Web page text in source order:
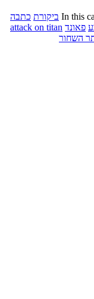
In this ביקורת כתבה
פאונד attack on titan
השחור